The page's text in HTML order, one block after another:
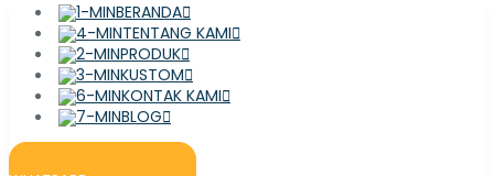
BERANDA
TENTANG KAMI
PRODUK
KUSTOM
KONTAK KAMI
BLOG